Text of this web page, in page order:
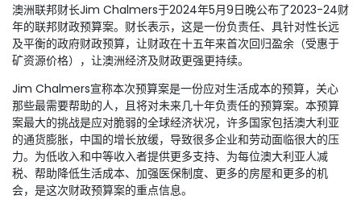
澳洲联邦财长Jim Chalmers于2024年5月9日晚公布了2023-24财
年的联邦财政预算案。财长表示，这是一份负责任、具针对性长远
及平衡的政府财政预算，让财政在十五年来首次回归盈余（受惠于
矿资源价格），让澳洲经济及财政更强更持续。
Jim Chalmers宣称本次预算案是一份应对生活成本的预算，关心
那些最需要帮助的人，且将对未来几十年负责任的预算案。本预算
案最大的挑战是应对脆弱的全球经济状况，许多国家包括澳大利亚
的通货膨胀，中国的增长放缓，导致很多企业和劳动面临很大的压
力。为低收入和中等收入者提供更多支持、为每位澳大利亚人减
税、帮助降低生活成本、加强医保制度、更多的房屋和更多的机
会，是这次财政预算案的重点信息。